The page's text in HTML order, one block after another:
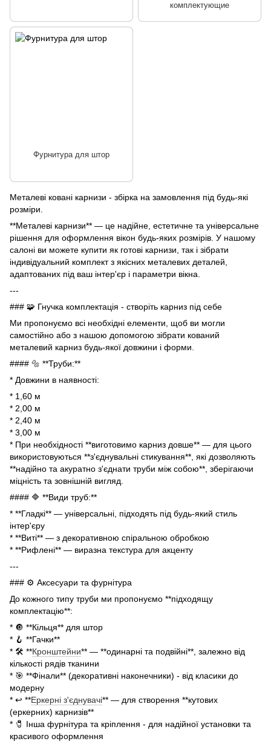
Металеві ковані карнизи - збірка на замовлення під будь-які
розміри.
**Металеві карнизи** — це надійне, естетичне та універсальне
рішення для оформлення вікон будь-яких розмірів. У нашому
салоні ви можете купити як готові карнизи, так і зібрати
індивідуальний комплект з якісних металевих деталей,
адаптованих під ваш інтер'єр і параметри вікна.
---
### 🧩 Гнучка комплектація - створіть карниз під себе
Ми пропонуємо всі необхідні елементи, щоб ви могли
самостійно або з нашою допомогою зібрати кований
металевий карниз будь-якої довжини і форми.
#### 🔩 **Труби:**
* Довжини в наявності:
* 1,60 м
* 2,00 м
* 2,40 м
* 3,00 м
* При необхідності **виготовимо карниз довше** — для цього
використовуються **з'єднувальні стикування**, які дозволяють
**надійно та акуратно з'єднати труби між собою**, зберігаючи
міцність та зовнішній вигляд.
#### 🔷 **Види труб:**
* **Гладкі** — універсальні, підходять під будь-який стиль
інтер'єру
* **Виті** — з декоративною спіральною обробкою
* **Рифлені** — виразна текстура для акценту
---
### ⚙️ Аксесуари та фурнітура
До кожного типу труби ми пропонуємо **підходящу
комплектацію**:
* 🔘 **Кільця** для штор
* 🪝 **Гачки**
* 🛠 **Кронштейни** — **одинарні та подвійні**, залежно від
кількості рядів тканини
* 🎯 **Фінали** (декоративні наконечники) - від класики до
модерну
* ↩️ **Еркерні з'єднувачі** — для створення **кутових
(еркерних) карнизів**
* 🧷 Інша фурнітура та кріплення - для надійної установки та
красивого оформлення
комплектующие
Фурнитура для штор